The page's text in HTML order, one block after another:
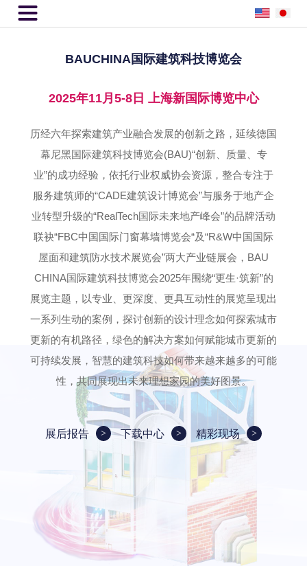

BAUCHINA国际建筑科技博览会
2025年11月5-8日 上海新国际博览中心
历经六年探索建筑产业融合发展的创新之路，延续德国
幕尼黑国际建筑科技博览会(BAU)“创新、质量、专
业”的成功经验，依托行业权威协会资源，整合专注于
服务建筑师的“CADE建筑设计博览会”与服务于地产企
业转型升级的“RealTech国际未来地产峰会”的品牌活动
联袂“FBC中国国际门窗幕墙博览会“及“R&W中国国际
屋面和建筑防水技术展览会”两大产业链展会，BAU
CHINA国际建筑科技博览会2025年围绕“更生·筑新”的
展览主题，以专业、更深度、更具互动性的展览呈现出
一系列生动的案例，探讨创新的设计理念如何探索城市
更新的有机路径，绿色的解决方案如何赋能城市更新的
可持续发展，智慧的建筑科技如何带来越来越多的可能
性，共同展现出未来理想家园的美好图景。
展后报告 下载中心 精彩现场